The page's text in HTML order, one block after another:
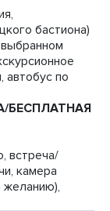
бастиона)
автобус по
БЕСПЛАТНАЯ
встреча/
камера
желанию),